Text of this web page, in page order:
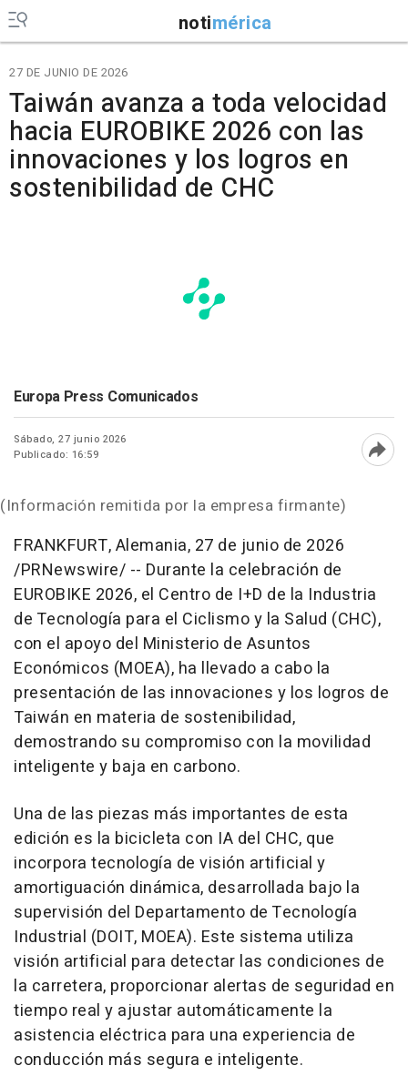
notimérica
27 DE JUNIO DE 2026
Taiwán avanza a toda velocidad
hacia EUROBIKE 2026 con las
innovaciones y los logros en
sostenibilidad de CHC
Europa Press Comunicados
Sábado, 27 junio 2026
Publicado: 16:59
(Información remitida por la empresa firmante)
FRANKFURT, Alemania, 27 de junio de 2026
/PRNewswire/ -- Durante la celebración de
EUROBIKE 2026, el Centro de I+D de la Industria
de Tecnología para el Ciclismo y la Salud (CHC),
con el apoyo del Ministerio de Asuntos
Económicos (MOEA), ha llevado a cabo la
presentación de las innovaciones y los logros de
Taiwán en materia de sostenibilidad,
demostrando su compromiso con la movilidad
inteligente y baja en carbono.
Una de las piezas más importantes de esta
edición es la bicicleta con IA del CHC, que
incorpora tecnología de visión artificial y
amortiguación dinámica, desarrollada bajo la
supervisión del Departamento de Tecnología
Industrial (DOIT, MOEA). Este sistema utiliza
visión artificial para detectar las condiciones de
la carretera, proporcionar alertas de seguridad en
tiempo real y ajustar automáticamente la
asistencia eléctrica para una experiencia de
conducción más segura e inteligente.